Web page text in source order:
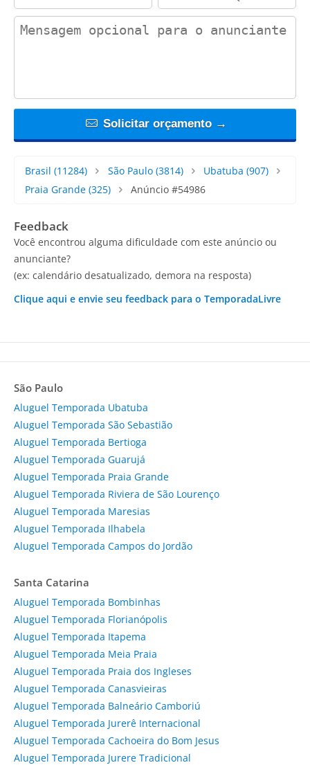
contact_message
Solicitar orçamento →
Brasil (11284) São Paulo(3814) Ubatuba (907)
Praia Grande (325) Anúncio #54986
Feedback
Você encontrou alguma dificuldade com este anúncio ou
anunciante?
(ex: calendário desatualizado, demora na resposta)
Clique aqui e envie seu feedback para o TemporadaLivre
São Paulo
Aluguel Temporada Ubatuba
Aluguel Temporada São Sebastião
Aluguel Temporada Bertioga
Aluguel Temporada Guarujá
Aluguel Temporada Praia Grande
Aluguel Temporada Riviera de São Lourenço
Aluguel Temporada Maresias
Aluguel Temporada Ilhabela
Aluguel Temporada Campos do Jordão
Santa Catarina
Aluguel Temporada Bombinhas
Aluguel Temporada Florianópolis
Aluguel Temporada Itapema
Aluguel Temporada Meia Praia
Aluguel Temporada Praia dos Ingleses
Aluguel Temporada Canasvieiras
Aluguel Temporada Balneário Camboriú
Aluguel Temporada Jurerê Internacional
Aluguel Temporada Cachoeira do Bom Jesus
Aluguel Temporada Jurere Tradicional